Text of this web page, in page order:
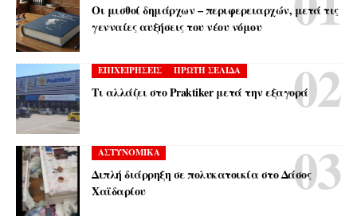
Οι μισθοί δημάρχων – περιφερειαρχών, μετά τις
γενναίες αυξήσεις του νέου νόμου
ΕΠΙΧΕΙΡΗΣΕΙΣ ΠΡΩΤΗ ΣΕΛΙΔΑ
Τι αλλάζει στο Praktiker μετά την εξαγορά
ΑΣΤΥΝΟΜΙΚΑ
Διπλή διάρρηξη σε πολυκατοικία στο Δάσος
Χαϊδαρίου